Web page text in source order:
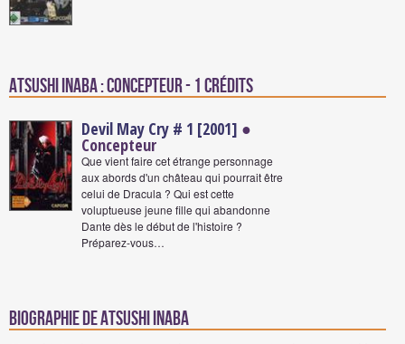
Atsushi Inaba : Concepteur - 1 crédits
Devil May Cry # 1 [2001] ●
Concepteur
Que vient faire cet étrange personnage
aux abords d'un château qui pourrait être
celui de Dracula ? Qui est cette
voluptueuse jeune fille qui abandonne
Dante dès le début de l'histoire ?
Préparez-vous…
Biographie de Atsushi Inaba